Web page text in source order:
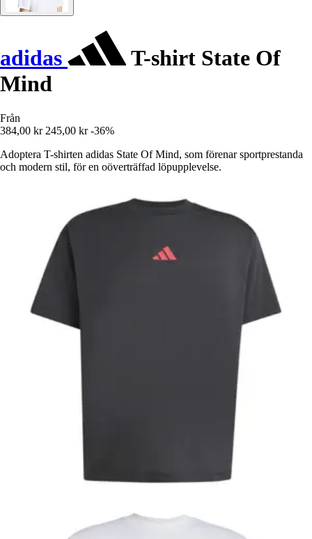
adidas
T-shirt State Of
Mind
Från
384,00 kr 245,00 kr -36%
Adoptera T-shirten adidas State Of Mind, som förenar sportprestanda
och modern stil, för en oöverträffad löpupplevelse.